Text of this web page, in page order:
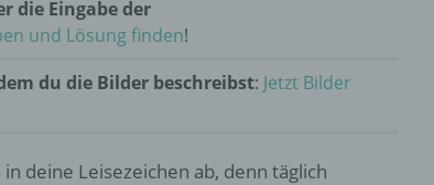
die Eingabe der
und Lösung finden!
du die Bilder beschreibst: Jetzt Bilder
deine Leisezeichen ab, denn täglich